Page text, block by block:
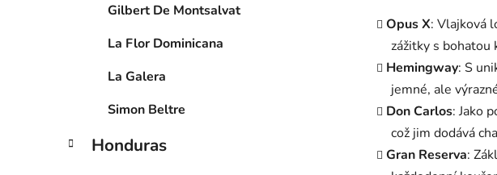
Gilbert De Montsalvat
La Flor Dominicana
La Galera
Simon Beltre
Honduras
Opus X: Vlajková
zážitky s
Hemingway: S
jemné, ale
Don Carlos: Jako
což jim dodává
Gran Reserva: